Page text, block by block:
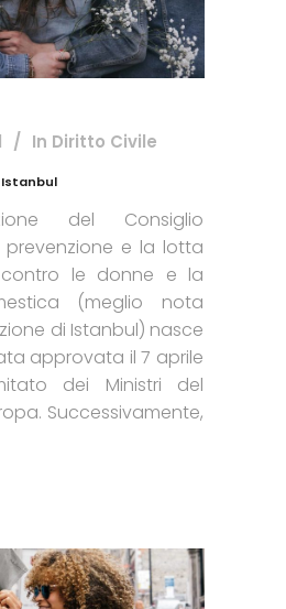
In Diritto Civile
Istanbul
del Consiglio
prevenzione e la lotta
le donne e la
(meglio nota
di Istanbul) nasce
approvata il 7 aprile
dei Ministri del
Successivamente,